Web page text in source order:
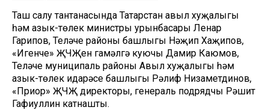
Таш салу тантанасында Татарстан авыл хуҗалыгы
һәм азык-төлек министры урынбасары Ленар
Гарипов, Теләче районы башлыгы Нәҗип Хаҗипов,
«Игенче» ҖЧҖен гамәлгә куючы Дамир Каюмов,
Теләче муниципаль районы Авыл хуҗалыгы һәм
азык-төлек идарәсе башлыгы Рәлиф Низаметдинов,
«Приор» ҖЧҖ директоры, генераль подрядчы Рәшит
Гафиуллин катнашты.